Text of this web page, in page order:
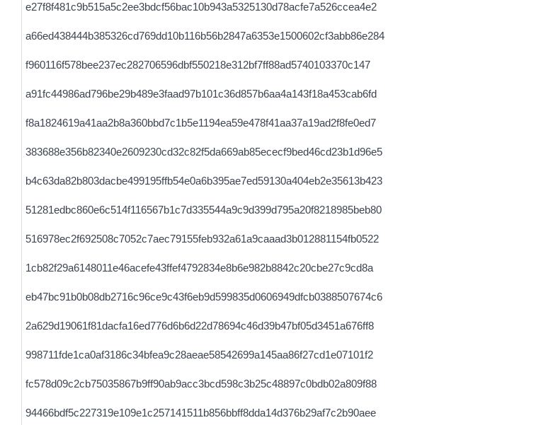
e27f8f481c9b515a5c2ee3bdcf56bac10b943a5325130d78acfe7a526ccea4e2
a66ed438444b385326cd769dd10b116b56b2847a6353e1500602cf3abb86e284
f960116f578bee237ec282706596dbf550218e312bf7ff88ad5740103370c147
a91fc44986ad796be29b489e3faad97b101c36d857b6aa4a143f18a453cab6fd
f8a1824619a41aa2b8a360bbd7c1b5e1194ea59e478f41aa37a19ad2f8fe0ed7
383688e356b82340e2609230cd32c82f5da669ab85ececf9bed46cd23b1d96e5
b4c63da82b803dacbe499195ffb54e0a6b395ae7ed59130a404eb2e35613b423
51281edbc860e6c514f116567b1c7d335544a9c9d399d795a20f8218985beb80
516978ec2f692508c7052c7aec79155feb932a61a9caaad3b012881154fb0522
1cb82f29a6148011e46acefe43ffef4792834e8b6e982b8842c20cbe27c9cd8a
eb47bc91b0b08db2716c96ce9c43f6eb9d599835d0606949dfcb0388507674c6
2a629d19061f81dacfa16ed776d6b6d22d78694c46d39b47bf05d3451a676ff8
998711fde1ca0af3186c34bfea9c28aeae58542699a145aa86f27cd1e07101f2
fc578d09c2cb75035867b9ff90ab9acc3bcd598c3b25c48897c0bdb02a809f88
94466bdf5c227319e109e1c257141511b856bbff8dda14d376b29af7c2b90aee